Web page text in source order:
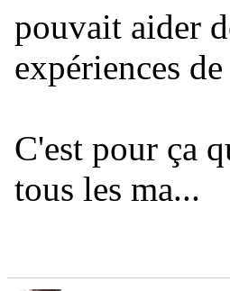
pouvait aider
expériences
C'est pour ça
tous les ma...